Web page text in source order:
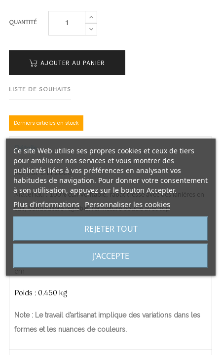
QUANTITÉ
AJOUTER AU PANIER
LISTE DE SOUHAITS
Derniers articles en stock
Détails
Réf : SFLILI 2600
Matériau :100% cuir véritable, rabat tressé avec des lanières en
cuir, bandoulière réglable, fermeture boucle avec top
Dimension : Largeur 23cm / Hauteur 19 cm / Soufflet 5
cm
Poids : 0.450 kg
Note : Le travail d’artisanat implique des variations dans les
formes et les nuances de couleurs.
Ce site Web utilise ses propres cookies et ceux de tiers
pour améliorer nos services et vous montrer des
publicités liées à vos préférences en analysant vos
habitudes de navigation. Pour donner votre consentement
à son utilisation, appuyez sur le bouton Accepter.
Plus d'informations Personnaliser les cookies
REJETER TOUT
J'ACCEPTE